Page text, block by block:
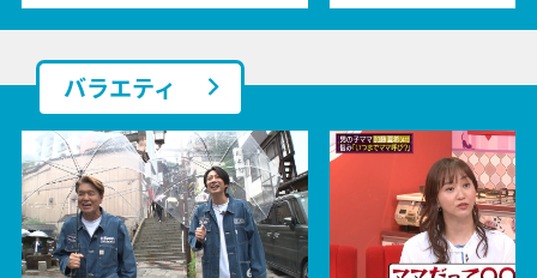
バラエティ